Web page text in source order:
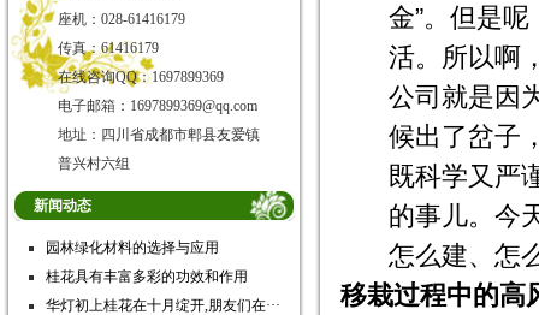
座机：028-61416179
传真：61416179
在线咨询QQ：1697899369
电子邮箱：1697899369@qq.com
地址：四川省成都市郫县友爱镇
普兴村六组
新闻动态
园林绿化材料的选择与应用
桂花具有丰富多彩的功效和作用
华灯初上桂花在十月绽开,朋友们在···
金”。但是
活。所以啊
公司就是因
候出了岔子
既科学又严
的事儿。今
怎么建、怎
移栽过程中的高